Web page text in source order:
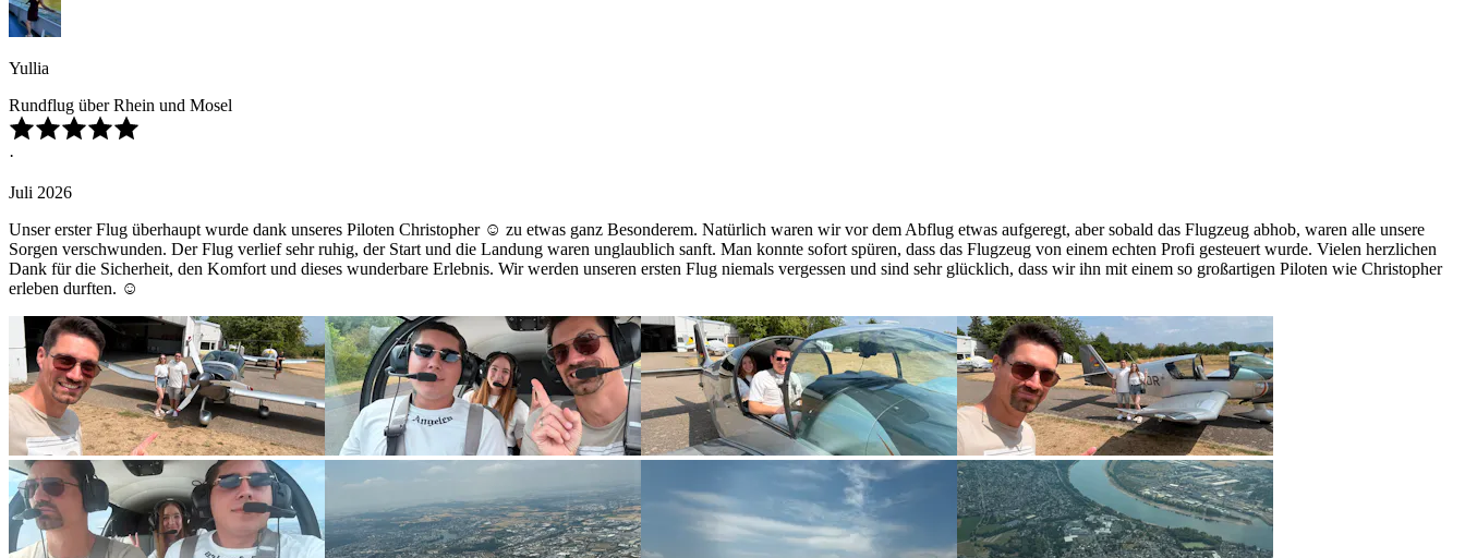
Yullia
Rundflug über Rhein und Mosel
·
Juli 2026
Unser erster Flug überhaupt wurde dank unseres Piloten Christopher ☺️ zu etwas ganz Besonderem. Natürlich waren wir vor dem Abflug etwas aufgeregt, aber sobald das Flugzeug abhob, waren alle unsere
Sorgen verschwunden. Der Flug verlief sehr ruhig, der Start und die Landung waren unglaublich sanft. Man konnte sofort spüren, dass das Flugzeug von einem echten Profi gesteuert wurde. Vielen herzlichen
Dank für die Sicherheit, den Komfort und dieses wunderbare Erlebnis. Wir werden unseren ersten Flug niemals vergessen und sind sehr glücklich, dass wir ihn mit einem so großartigen Piloten wie Christopher
erleben durften. ☺️